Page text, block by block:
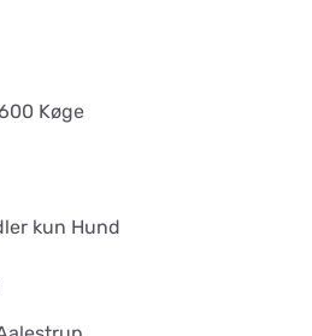
Køge
kun Hund